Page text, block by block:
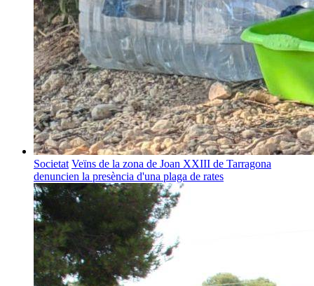
Societat Veïns de la zona de Joan XXIII de Tarragona
denuncien la presència d'una plaga de rates